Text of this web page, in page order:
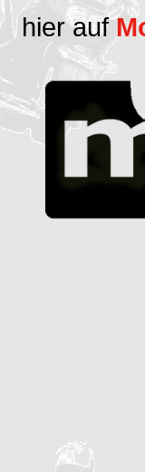
hier auf